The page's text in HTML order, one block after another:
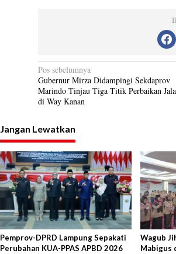
N
a
v
g
a
s
i
p
o
s
Pos sebelumnya
Gubernur Mirza Didampingi Sekdaprov
Marindo Tinjau Tiga Titik Perbaikan
di Way Kanan
Jangan Lewatkan
Pemprov-DPRD Lampung Sepakati
Perubahan KUA-PPAS APBD 2026
Wagub
Mabigus